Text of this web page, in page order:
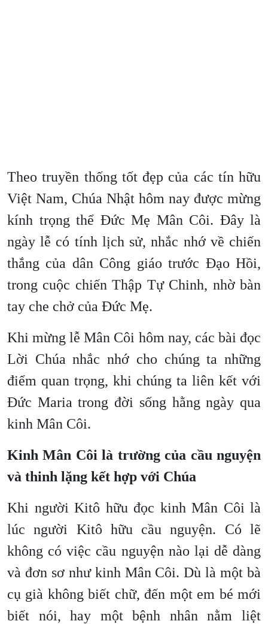
Theo truyền thống tốt đẹp của các tín hữu
Việt Nam, Chúa Nhật hôm nay được mừng
kính trọng thể Đức Mẹ Mân Côi. Đây là
ngày lễ có tính lịch sử, nhắc nhớ về chiến
thắng của dân Công giáo trước Đạo Hồi,
trong cuộc chiến Thập Tự Chinh, nhờ bàn
tay che chở của Đức Mẹ.
Khi mừng lễ Mân Côi hôm nay, các bài đọc
Lời Chúa nhắc nhớ cho chúng ta những
điểm quan trọng, khi chúng ta liên kết với
Đức Maria trong đời sống hằng ngày qua
kinh Mân Côi.
Kinh Mân Côi là trường của cầu nguyện
và thinh lặng kết hợp với Chúa
Khi người Kitô hữu đọc kinh Mân Côi là
lúc người Kitô hữu cầu nguyện. Có lẽ
không có việc cầu nguyện nào lại dễ dàng
và đơn sơ như kinh Mân Côi. Dù là một bà
cụ già không biết chữ, đến một em bé mới
biết nói, hay một bệnh nhân nằm liệt